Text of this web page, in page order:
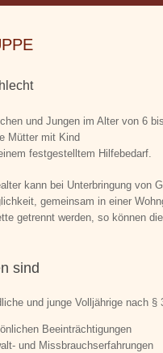
und Jungen im Alter von 6
Mütter mit Kind
festgestelltem Hilfebedarf.
kann bei Unterbringung von
gemeinsam in einer
getrennt werden, so können
sind
und junge Volljährige nach
Beeinträchtigungen
und Missbrauchserfahrungen